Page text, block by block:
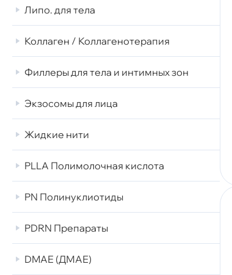
Липо. для тела
Коллаген / Коллагенотерапия
Филлеры для тела и интимных зон
Экзосомы для лица
Жидкие нити
PLLA Полимолочная кислота
PN Полинуклиотиды
PDRN Препараты
DMAE (ДМАЕ)